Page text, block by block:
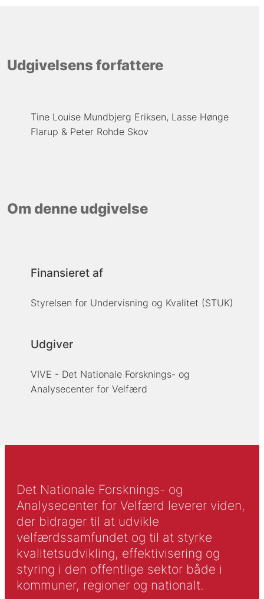
Udgivelsens forfattere
Tine Louise Mundbjerg Eriksen Lasse Hønge
Flarup
Peter Rohde Skov
Om denne udgivelse
Finansieret af
Styrelsen for Undervisning og Kvalitet (STUK)
Udgiver
VIVE - Det Nationale Forsknings- og
Analysecenter for Velfærd
Det Nationale Forsknings- og
Analysecenter for Velfærd leverer viden,
der bidrager til at udvikle
velfærdssamfundet og til at styrke
kvalitetsudvikling, effektivisering og
styring i den offentlige sektor både i
kommuner, regioner og nationalt.